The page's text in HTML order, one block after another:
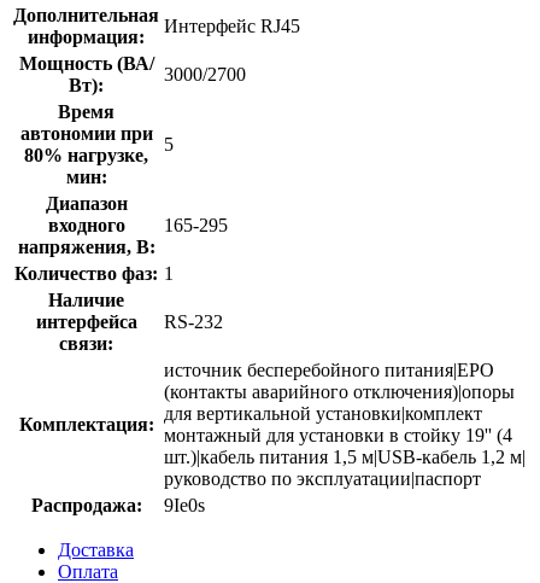
Дополнительная
информация:
Интерфейс RJ45
Мощность (ВА/
Вт):
3000/2700
Время
автономии при
80% нагрузке,
мин:
5
Диапазон
входного
напряжения, В:
165-295
Количество фаз: 1
Наличие
интерфейса
связи:
RS-232
Комплектация:
источник бесперебойного питания|EPO
(контакты аварийного отключения)|опоры
для вертикальной установки|комплект
монтажный для установки в стойку 19'' (4
шт.)|кабель питания 1,5 м|USB-кабель 1,2 м|
руководство по эксплуатации|паспорт
Распродажа:
9Ie0s
Доставка
Оплата